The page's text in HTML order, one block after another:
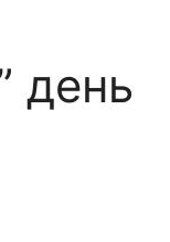
день